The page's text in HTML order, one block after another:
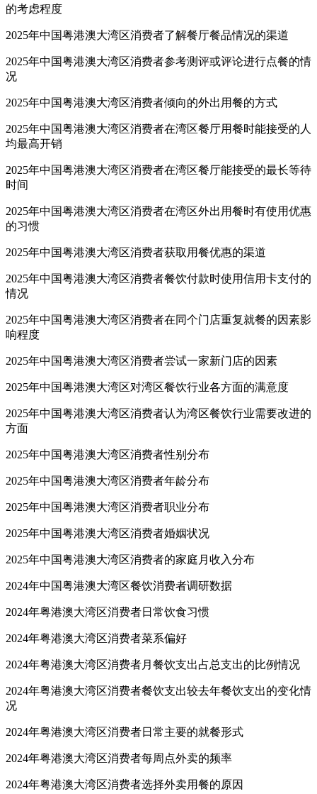
的考虑程度
2025年中国粤港澳大湾区消费者了解餐厅餐品情况的渠道
2025年中国粤港澳大湾区消费者参考测评或评论进行点餐的情
况
2025年中国粤港澳大湾区消费者倾向的外出用餐的方式
2025年中国粤港澳大湾区消费者在湾区餐厅用餐时能接受的人
均最高开销
2025年中国粤港澳大湾区消费者在湾区餐厅能接受的最长等待
时间
2025年中国粤港澳大湾区消费者在湾区外出用餐时有使用优惠
的习惯
2025年中国粤港澳大湾区消费者获取用餐优惠的渠道
2025年中国粤港澳大湾区消费者餐饮付款时使用信用卡支付的
情况
2025年中国粤港澳大湾区消费者在同个门店重复就餐的因素影
响程度
2025年中国粤港澳大湾区消费者尝试一家新门店的因素
2025年中国粤港澳大湾区对湾区餐饮行业各方面的满意度
2025年中国粤港澳大湾区消费者认为湾区餐饮行业需要改进的
方面
2025年中国粤港澳大湾区消费者性别分布
2025年中国粤港澳大湾区消费者年龄分布
2025年中国粤港澳大湾区消费者职业分布
2025年中国粤港澳大湾区消费者婚姻状况
2025年中国粤港澳大湾区消费者的家庭月收入分布
2024年中国粤港澳大湾区餐饮消费者调研数据
2024年粤港澳大湾区消费者日常饮食习惯
2024年粤港澳大湾区消费者菜系偏好
2024年粤港澳大湾区消费者月餐饮支出占总支出的比例情况
2024年粤港澳大湾区消费者餐饮支出较去年餐饮支出的变化情
况
2024年粤港澳大湾区消费者日常主要的就餐形式
2024年粤港澳大湾区消费者每周点外卖的频率
2024年粤港澳大湾区消费者选择外卖用餐的原因